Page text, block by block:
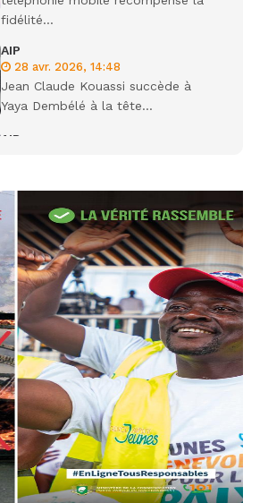
fidélité...
AIP
28 avr. 2026, 14:48
Jean Claude Kouassi succède à
Yaya Dembélé à la tête...
AIP
Camara tué lors d’attaques...
22 avr. 2026, 16:41
Des bureaux ravagés dans un
incendie survenu à la mairie...
AIP
10 avr. 2026, 09:48
Nommé Médiateur de la
République, Gaoussou Touré prend
officiellement fonction
AIP
13 mars 2026, 10:43
Nécrologie : décès de Guillaume
Houphouët-Boigny, fils du Père
fondateur...